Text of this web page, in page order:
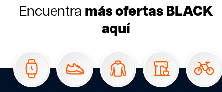
Encuentra más ofertas BLACK
aquí